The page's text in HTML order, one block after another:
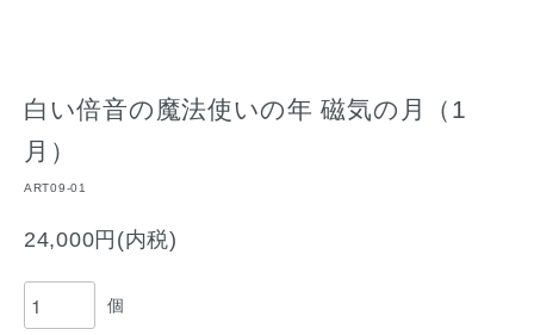
白い倍音の魔法使いの年 磁気の月（1
月）
ART09-01
24,000円(内税)
個